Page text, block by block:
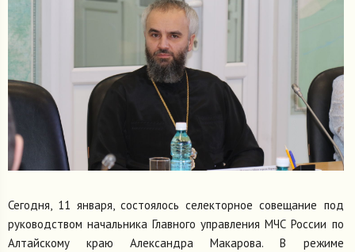
Сегодня, 11 января, состоялось селекторное совещание под
руководством начальника Главного управления МЧС России по
Алтайскому краю Александра Макарова. В режиме